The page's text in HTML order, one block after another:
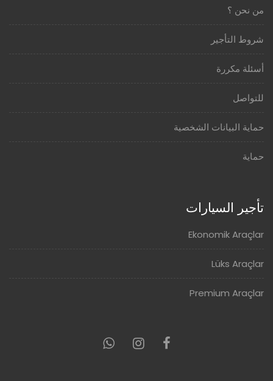
من نحن ؟
شروط التأجير
أسئلة مكررة
للتواصل
حماية البيانات الشخصية
حماية
تأجير السيارات
Ekonomik Araçlar
Lüks Araçlar
Premium Araçlar